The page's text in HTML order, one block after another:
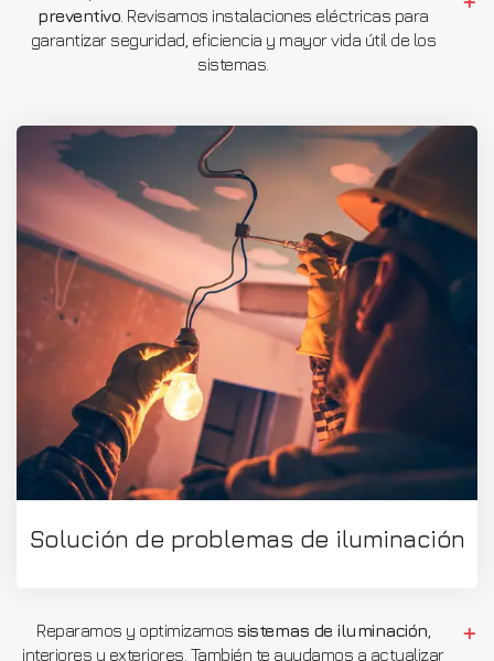
preventivo . Revisamos instalaciones eléctricas para
garantizar seguridad, eficiencia y mayor vida útil de los
sistemas.
Solución de problemas de iluminación
Reparamos y optimizamos sistemas de iluminación
interiores y exteriores. También te ayudamos a actualizar